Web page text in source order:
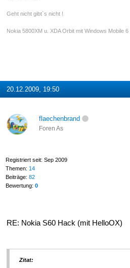
Geht nicht gibt`s nicht !
Nokia 5800XM u. XDA Orbit mit Windows Mobile 6
20.12.2009, 19:50
flaechenbrand
Foren As
Registriert seit: Sep 2009
Themen: 14
Beiträge: 82
Bewertung: 0
RE: Nokia S60 Hack (mit HelloOX)
Zitat: